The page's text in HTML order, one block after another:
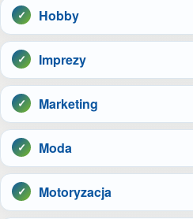
Hobby
Imprezy
Marketing
Moda
Motoryzacja